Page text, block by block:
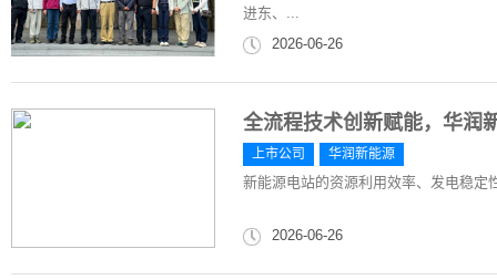
进东、...
2026-06-26
全流程技术创新赋能，华润
上市公司 华润新能源
新能源电站的资源利用效率、发电稳定
2026-06-26